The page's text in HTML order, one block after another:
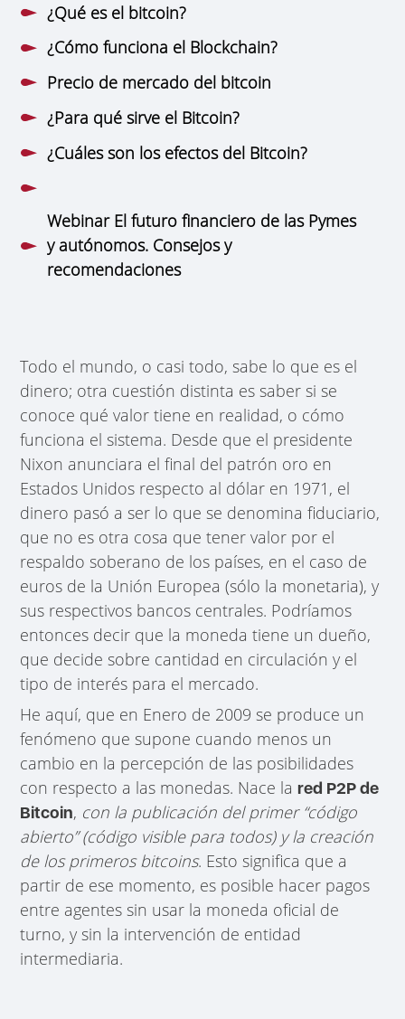
¿Qué es el bitcoin?
¿Cómo funciona el Blockchain?
Precio de mercado del bitcoin
¿Para qué sirve el Bitcoin?
¿Cuáles son los efectos del Bitcoin?
Webinar El futuro financiero de las Pymes
y autónomos. Consejos y
recomendaciones
Todo el mundo, o casi todo, sabe lo que es el
dinero; otra cuestión distinta es saber si se
conoce qué valor tiene en realidad, o cómo
funciona el sistema. Desde que el presidente
Nixon anunciara el final del patrón oro en
Estados Unidos respecto al dólar en 1971, el
dinero pasó a ser lo que se denomina fiduciario,
que no es otra cosa que tener valor por el
respaldo soberano de los países, en el caso de
euros de la Unión Europea (sólo la monetaria), y
sus respectivos bancos centrales. Podríamos
entonces decir que la moneda tiene un dueño,
que decide sobre cantidad en circulación y el
tipo de interés para el mercado.
He aquí, que en Enero de 2009 se produce un
fenómeno que supone cuando menos un
cambio en la percepción de las posibilidades
con respecto a las monedas. Nace lared P2P de
Bitcoin, con la publicación del primer “código
abierto” (código visible para todos) y la creación
de los primeros bitcoins. Esto significa que a
partir de ese momento, es posible hacer pagos
entre agentes sin usar la moneda oficial de
turno, y sin la intervención de entidad
intermediaria.